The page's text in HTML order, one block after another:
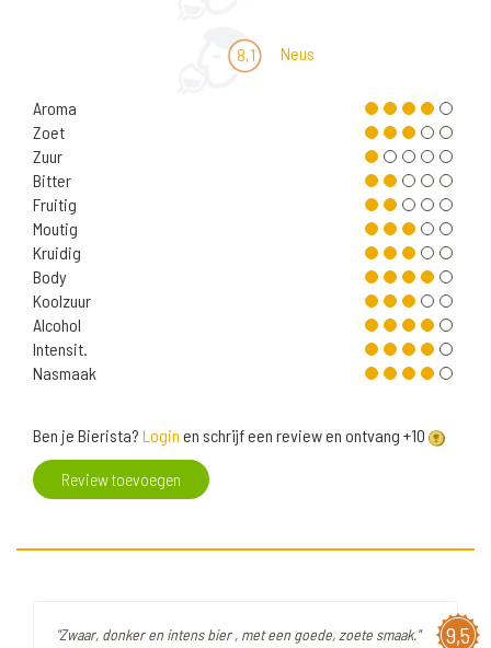
8,1 Neus
Aroma
Zoet
Zuur
Bitter
Fruitig
Moutig
Kruidig
Body
Koolzuur
Alcohol
Intensit.
Nasmaak
Ben je Bierista? Login en schrijf een review en ontvang +10
Review toevoegen
9,5
"Zwaar, donker en intens bier , met een goede, zoete smaak."